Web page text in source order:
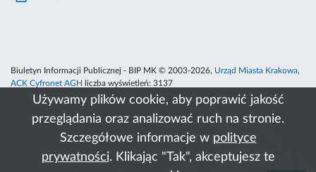
Używamy plików cookie, aby poprawić jakość
przeglądania oraz analizować ruch na stronie.
Szczegółowe informacje w polityce
prywatności. Klikając "Tak", akceptujesz te
Biuletyn Informacji Publicznej - BIP MK © 2003-2026, Urząd Miasta Krakowa,
ACK Cyfronet AGH
liczba wyświetleń: 3137